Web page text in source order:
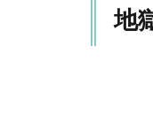
地